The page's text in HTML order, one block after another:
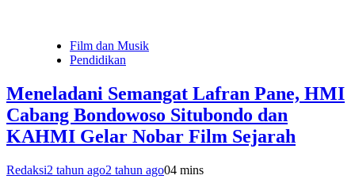
Film dan Musik
Pendidikan
Meneladani Semangat Lafran Pane, HMI
Cabang Bondowoso Situbondo dan
KAHMI Gelar Nobar Film Sejarah
Redaksi2 tahun ago2 tahun ago04 mins